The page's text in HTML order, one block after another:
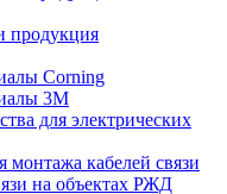
продукция
Corning
3M
для электрических
монтажа кабелей связи